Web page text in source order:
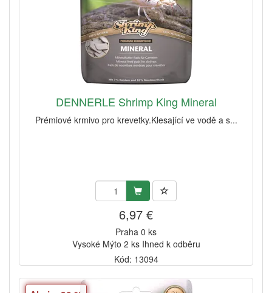
DENNERLE Shrimp King Mineral
Prémiové krmivo pro krevetky.Klesající ve vodě a s...
6,97 €
Praha 0 ks
Vysoké Mýto 2 ks Ihned k odběru
Kód: 13094